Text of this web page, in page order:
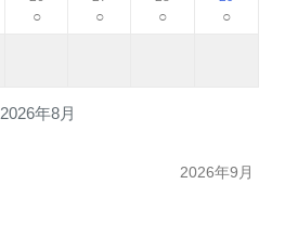
2026年8月
○ ○ ○ ○
2026年9月